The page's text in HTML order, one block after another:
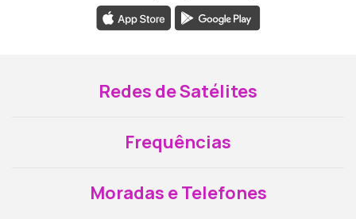
Redes de Satélites
Frequências
Moradas e Telefones